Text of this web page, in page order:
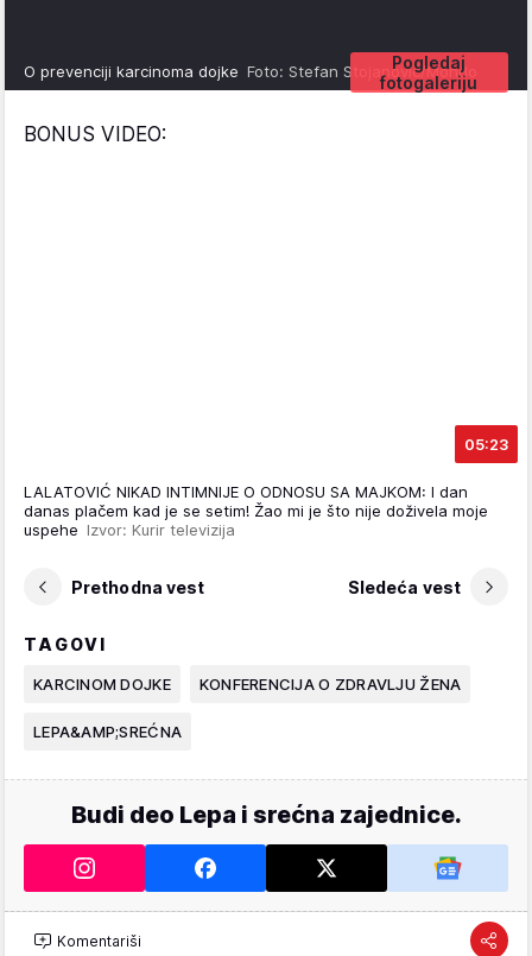
Pogledaj
fotogaleriju
O prevenciji karcinoma dojke Foto: Stefan Stojanović/Mondo
BONUS VIDEO:
05:23
LALATOVIĆ NIKAD INTIMNIJE O ODNOSU SA MAJKOM: I dan
danas plačem kad je se setim! Žao mi je što nije doživela moje
uspehe Izvor: Kurir televizija
Prethodna vest Sledeća vest
TAGOVI
KARCINOM DOJKE KONFERENCIJA O ZDRAVLJU ŽENA
LEPA&AMP;SREĆNA
Budi deo Lepa i srećna zajednice.
Komentariši